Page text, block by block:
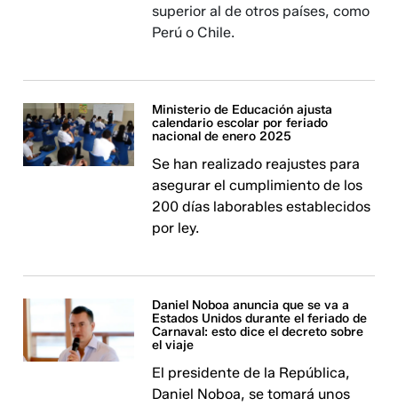
superior al de otros países, como
Perú o Chile.
Ministerio de Educación ajusta
calendario escolar por feriado
nacional de enero 2025
Se han realizado reajustes para
asegurar el cumplimiento de los
200 días laborables establecidos
por ley.
Daniel Noboa anuncia que se va a
Estados Unidos durante el feriado de
Carnaval: esto dice el decreto sobre
el viaje
El presidente de la República,
Daniel Noboa, se tomará unos